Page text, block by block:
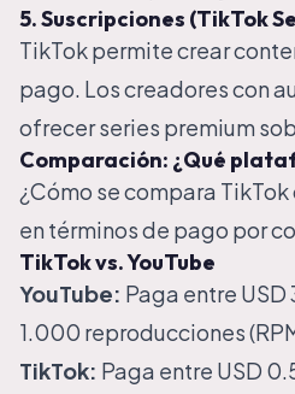
5. Suscripciones (TikTok
TikTok permite crear
pago. Los creadores con
ofrecer series premium
Comparación: ¿Qué
¿Cómo se compara
en términos de pago por
TikTok vs. YouTube
YouTube: Paga entre USD
1.000 reproducciones
TikTok: Paga entre USD